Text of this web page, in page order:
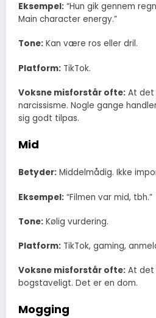
Eksempel: “Hun gik gennem
Main character energy.”
Tone: Kan være ros eller dril.
Platform: TikTok.
Voksne misforstår ofte: At det
narcissisme. Nogle gange
sig godt tilpas.
Mid
Betyder: Middelmådig. Ikke
Eksempel: “Filmen var mid, tbh.”
Tone: Kølig vurdering.
Platform: TikTok, gaming,
Voksne misforstår ofte: At det
bogstaveligt. Det er en dom.
Mogging